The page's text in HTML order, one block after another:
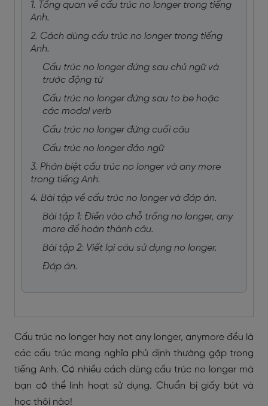
1. Tổng quan về cấu trúc no longer trong tiếng
Anh.
2. Cách dùng cấu trúc no longer trong tiếng
Anh.
Cấu trúc no longer đứng sau chủ ngữ và
trước động từ
Cấu trúc no longer đứng sau to be hoặc
các modal verb
Cấu trúc no longer đứng cuối câu
Cấu trúc no longer đảo ngữ
3. Phân biệt cấu trúc no longer và any more
trong tiếng Anh.
4. Bài tập về cấu trúc no longer và đáp án.
Bài tập 1: Điền vào chỗ trống no longer, any
more để hoàn thành câu.
Bài tập 2: Viết lại câu sử dụng no longer.
Đáp án.
Cấu trúc no longer hay not any longer, anymore đều là
các cấu trúc mang nghĩa phủ định thường gặp trong
tiếng Anh. Có nhiều cách dùng cấu trúc no longer mà
bạn có thể linh hoạt sử dụng. Chuẩn bị giấy bút và
học thôi nào!